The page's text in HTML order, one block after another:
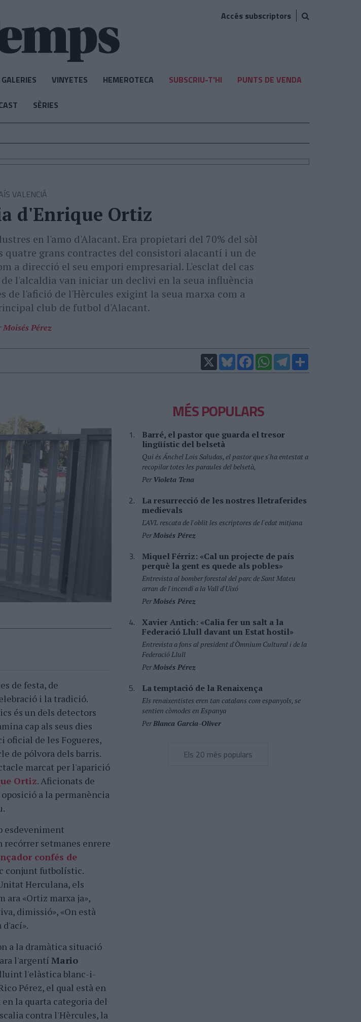
Accés subscriptors
GALERIES VINYETES HEMEROTECA SUBSCRIU-T'HI PUNTS DE VENDA
SÈRIES
VALENCIÀ
d'Enrique Ortiz
en l'amo d'Alacant. Era propietari del 70% del sòl
grans contractes del consistori alacantí i un de
a direcció el seu empori empresarial. L'esclat del cas
l'alcaldia van iniciar un declivi en la seua influència
de l'afició de l'Hèrcules exigint la seua marxa com a
club de futbol d'Alacant.
Moisés Pérez
X BlueskyFacebookWhatsAppTelegram
de festa, de
i la tradició.
és un dels detectors
cap als seus dies
oficial de les Fogueres,
de pólvora dels barris.
marcat per l'aparició
Ortiz. Aficionats de
a la permanència
esdeveniment
recórrer setmanes enrere
confés de
conjunt futbolístic.
Herculana, els
ara «Ortiz marxa ja»,
dimissió», «On està
a la dramàtica situació
l'argentí Mario
lluint l'elàstica blanc-i-
Pérez, el qual està en
la quarta categoria del
contra l'Hèrcules, la
MÉS POPULARS
Barré, el pastor que guarda el tresor
lingüístic del belsetà
Qui és Ánchel Lois Saludas, el pastor que s'ha entestat a
recopilar totes les paraules del belsetà,
PerVioleta Tena
La resurrecció de les nostres lletraferides
medievals
L'AVL rescata de l'oblit les escriptores de l'edat mitjana
PerMoisés Pérez
Miquel Férriz: «Cal un projecte de país
perquè la gent es quede als pobles»
Entrevista al bomber forestal del parc de Sant Mateu
arran de l'incendi a la Vall d'Uixó
PerMoisés Pérez
Xavier Antich: «Calia fer un salt a la
Federació Llull davant un Estat hostil»
Entrevista a fons al president d'Òmnium Cultural i de la
Federació Llull
PerMoisés Pérez
La temptació de la Renaixença
Els renaixentistes eren tan catalans com espanyols, se
sentien còmodes en Espanya
PerBlanca Garcia-Oliver
Els 20 més populars